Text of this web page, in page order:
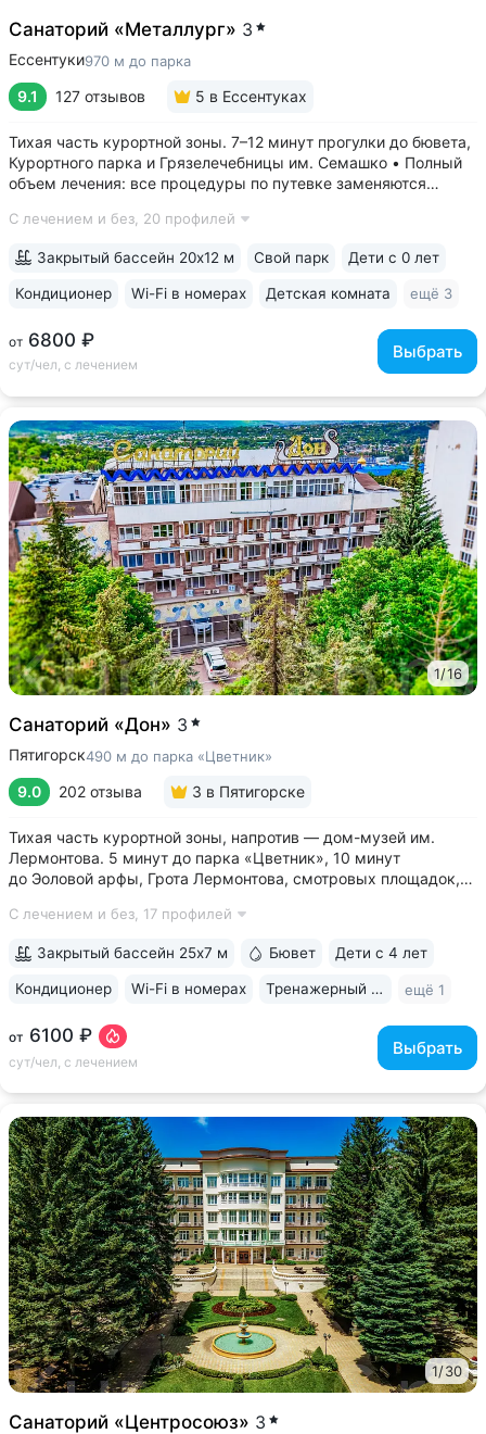
Санаторий «Металлург» 3
Ессентуки970 м до парка
9.1 127 отзывов 5 в Ессентуках
Тихая часть курортной зоны. 7–12 минут прогулки до бювета,
Курортного парка и Грязелечебницы им. Семашко • Полный
объем лечения: все процедуры по путевке заменяются
путевки включены дорогие процедуры: эндоскопические
С лечением и без, 20 профилей
от 6800 ₽
сут/чел, с лечением
Выбрать
Закрытый бассейн 20х12 м Свой парк Дети с 0 лет
Кондиционер Wi-Fi в номерах Детская комната ещё 3
1/16
Санаторий «Дон» 3
Пятигорск490 м до парка «Цветник»
9.0 202 отзыва 3 в Пятигорске
Тихая часть курортной зоны, напротив — дом-музей им.
Лермонтова. 5 минут до парка «Цветник», 10 минут
до Эоловой арфы, Грота Лермонтова, смотровых площадок,
минеральной воды № 29. Воду этого источника можно
С лечением и без, 17 профилей
от 6100 ₽
сут/чел, с лечением
Выбрать
Закрытый бассейн 25х7 м Бювет Дети с 4 лет
Кондиционер Wi-Fi в номерах Тренажерный зал ещё 1
1/30
Санаторий «Центросоюз» 3